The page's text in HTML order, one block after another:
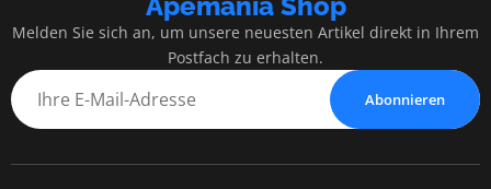
Melden Sie sich an, um unsere neuesten Artikel direkt in Ihrem
Postfach zu erhalten.
Abonnieren